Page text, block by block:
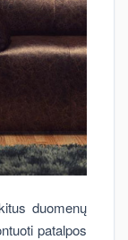
duomenų
patalpos